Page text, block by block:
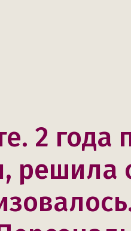
2
решила